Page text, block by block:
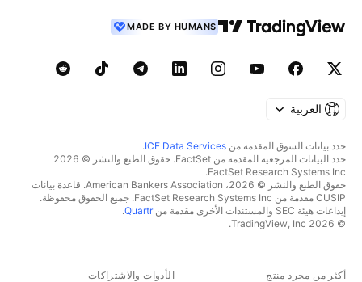
MADE BY HUMANS
العربية
حدد بيانات السوق المقدمة من ICE Data Services
.
حدد البيانات المرجعية المقدمة من FactSet. حقوق الطبع والنشر © 2026
FactSet Research Systems Inc.
حقوق الطبع والنشر © 2026، American Bankers Association. قاعدة بيانات
CUSIP مقدمة من FactSet Research Systems Inc. جميع الحقوق محفوظة.
إيداعات هيئة SEC والمستندات الأخرى مقدمة من
Quartr
.
© 2026 TradingView, Inc.
أكثر من مجرد منتج الأدوات والاشتراكات